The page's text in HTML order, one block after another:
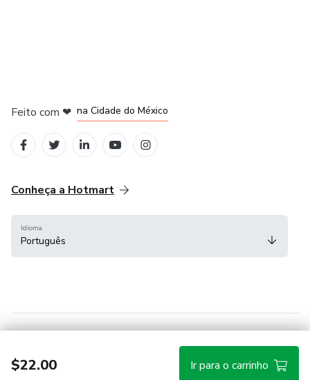
$22.00 Ir para o carrinho
Feito com ❤ na Cidade do México
Conheça a Hotmart
Idioma
Português